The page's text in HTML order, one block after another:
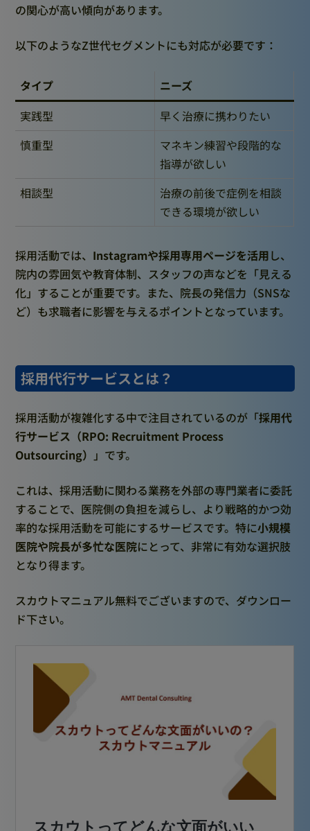
の関心が高い傾向があります。
以下のようなZ世代セグメントにも対応が必要です：
タイプ
ニーズ
実践型
早く治療に携わりたい
慎重型
マネキン練習や段階的な
指導が欲しい
相談型
治療の前後で症例を相談
できる環境が欲しい
採用活動では、 Instagramや採用専用ページを活用し、
院内の雰囲気や教育体制、スタッフの声などを「見える
化」することが重要です。また、院長の発信力（SNSな
ど）も求職者に影響を与えるポイントとなっています。
採用代行サービスとは？
採用活動が複雑化する中で注目されているのが「採用代
行サービス（RPO: Recruitment Process
Outsourcing） 」です。
これは、採用活動に関わる業務を外部の専門業者に委託
することで、医院側の負担を減らし、より戦略的かつ効
率的な採用活動を可能にするサービスです。特に小規模
医院や院長が多忙な医院にとって、非常に有効な選択肢
となり得ます。
スカウトマニュアル無料でございますので、ダウンロー
ド下さい。